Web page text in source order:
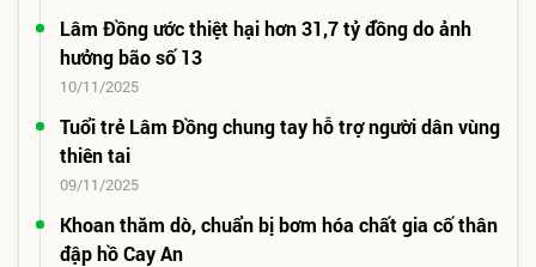
Lâm Đồng ước thiệt hại hơn 31,7 tỷ đồng do ảnh
hưởng bão số 13
10/11/2025
Tuổi trẻ Lâm Đồng chung tay hỗ trợ người dân vùng
thiên tai
09/11/2025
Khoan thăm dò, chuẩn bị bơm hóa chất gia cố thân
đập hồ Cay An